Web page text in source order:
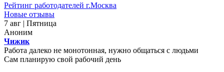
Рейтинг работодателей г.Москва
Новые отзывы
7 авг | Пятница
Аноним
Чижик
Работа далеко не монотонная, нужно общаться с людьми
Сам планирую свой рабочий день